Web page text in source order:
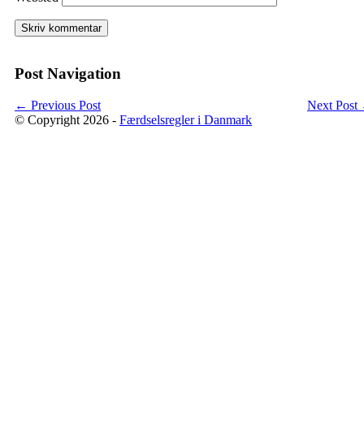
Post Navigation
← Previous Post Next Post
© Copyright 2026 - Færdselsregler i Danmark